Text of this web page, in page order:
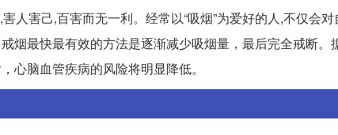
人害己,百害而无一利。经常以“吸烟”为爱好的人,不仅会
烟最快最有效的方法是逐渐减少吸烟量，最后完全戒断。
心脑血管疾病的风险将明显降低。